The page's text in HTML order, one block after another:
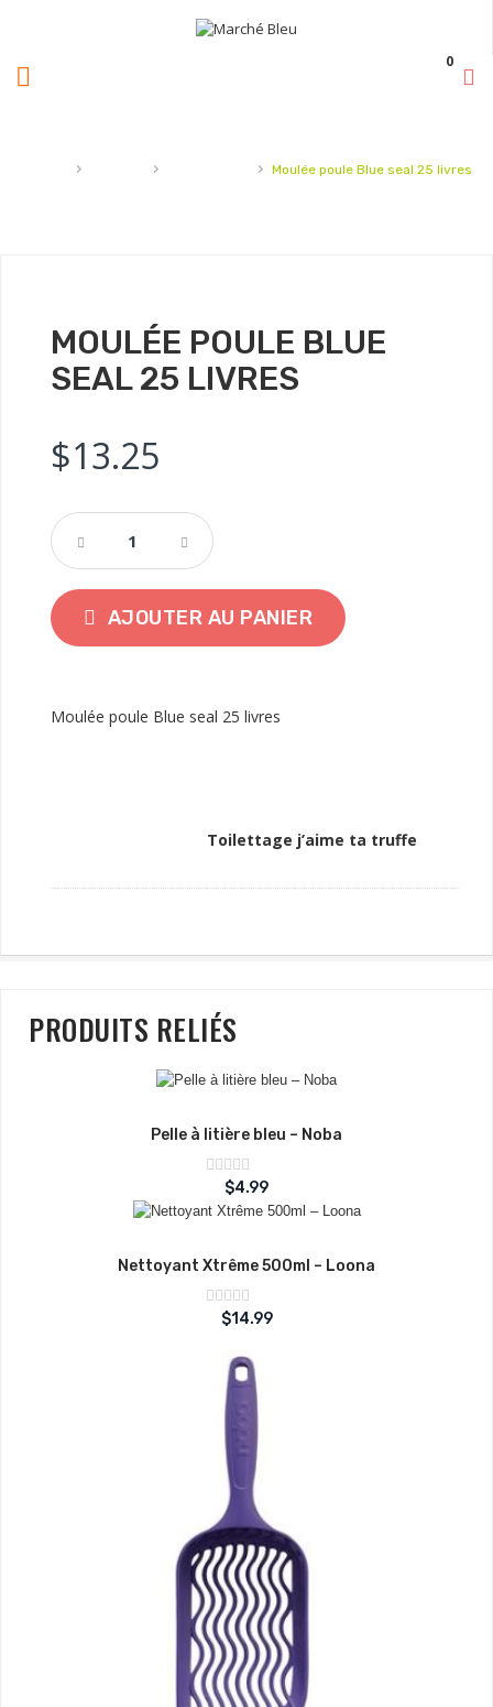
0
› › › Moulée poule Blue seal 25 livres
MOULÉE POULE BLUE
SEAL 25 LIVRES
$13.25
AJOUTER AU PANIER
Moulée poule Blue seal 25 livres
Toilettage j’aime ta truffe
PRODUITS RELIÉS
Pelle à litière bleu – Noba
Note
sur
5
$4.99
Nettoyant Xtrême 500ml – Loona
Note
sur
$14.99